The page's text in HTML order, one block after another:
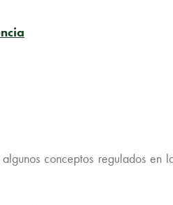
conceptos regulados en